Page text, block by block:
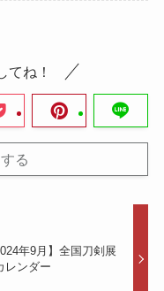
てね！
る
年9月】全国刀剣展
レンダー